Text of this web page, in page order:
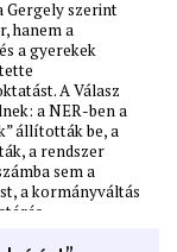
Gergely szerint
hanem a
a gyerekek
A Válasz
a NER-ben a
állították be, a
a rendszer
sem a
a kormányváltás